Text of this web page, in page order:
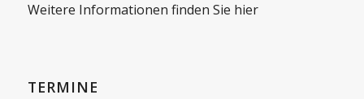
Weitere Informationen finden Sie hier
TERMINE